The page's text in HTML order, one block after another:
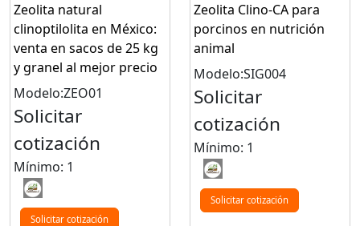
Zeolita natural
clinoptilolita en México:
venta en sacos de 25 kg
y granel al mejor precio
Modelo:ZEO01
Solicitar
cotización
Mínimo: 1
Solicitar cotización
Zeolita Clino-CA para
porcinos en nutrición
animal
Modelo:SIG004
Solicitar
cotización
Mínimo: 1
Solicitar cotización